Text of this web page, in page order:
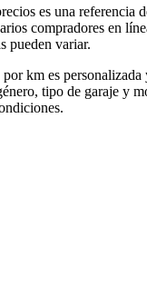
es una referencia
compradores en
pueden variar.
km es personalizada
tipo de garaje y